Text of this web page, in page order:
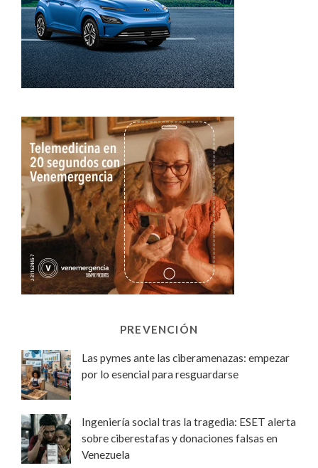
PREVENCIÓN
Las pymes ante las ciberamenazas: empezar
por lo esencial para resguardarse
Ingeniería social tras la tragedia: ESET alerta
sobre ciberestafas y donaciones falsas en
Venezuela